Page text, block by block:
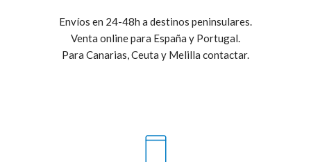
Envíos en 24-48h a destinos peninsulares.
Venta online para España y Portugal.
Para Canarias, Ceuta y Melilla contactar.